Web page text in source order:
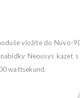
vložíte do Nuvo-
Neousys kazet
wattsekund.